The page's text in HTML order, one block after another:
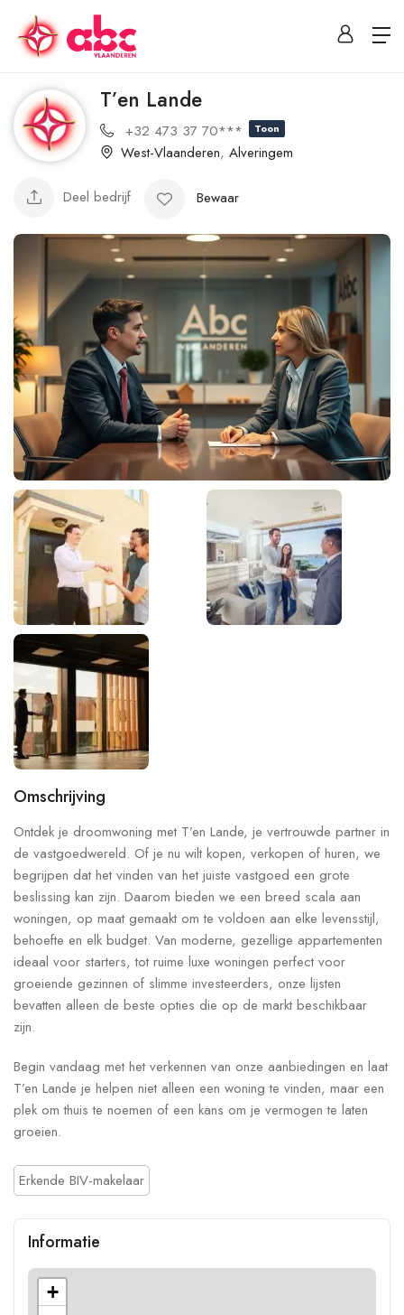
T’en Lande
+32 473 37 70*** Toon
West-Vlaanderen, Alveringem
Deel bedrijf Bewaar
Omschrijving
Ontdek je droomwoning met T’en Lande, je vertrouwde partner in
de vastgoedwereld. Of je nu wilt kopen, verkopen of huren, we
begrijpen dat het vinden van het juiste vastgoed een grote
beslissing kan zijn. Daarom bieden we een breed scala aan
woningen, op maat gemaakt om te voldoen aan elke levensstijl,
behoefte en elk budget. Van moderne, gezellige appartementen
ideaal voor starters, tot ruime luxe woningen perfect voor
groeiende gezinnen of slimme investeerders, onze lijsten
bevatten alleen de beste opties die op de markt beschikbaar
zijn.
Begin vandaag met het verkennen van onze aanbiedingen en laat
T’en Lande je helpen niet alleen een woning te vinden, maar een
plek om thuis te noemen of een kans om je vermogen te laten
groeien.
Erkende BIV-makelaar
Informatie
+